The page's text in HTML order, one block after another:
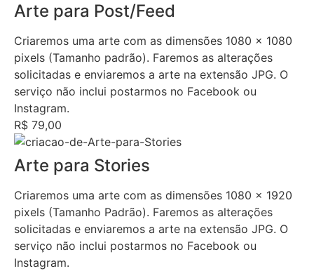
Arte para Post/Feed
Criaremos uma arte com as dimensões 1080 x 1080
pixels (Tamanho padrão). Faremos as alterações
solicitadas e enviaremos a arte na extensão JPG. O
serviço não inclui postarmos no Facebook ou
Instagram.
R$ 79,00
Arte para Stories
Criaremos uma arte com as dimensões 1080 x 1920
pixels (Tamanho Padrão). Faremos as alterações
solicitadas e enviaremos a arte na extensão JPG. O
serviço não inclui postarmos no Facebook ou
Instagram.